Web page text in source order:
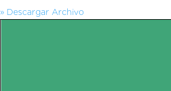
» Descargar Archivo